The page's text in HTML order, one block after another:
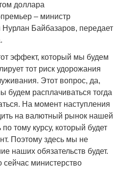
доллара
– министр
Байбазаров, передает
эффект, который мы будем
тот риск удорожания
Этот вопрос, да,
будем расплачиваться тогда
На момент наступления
на валютный рынок нашей
тому курсу, который будет
Поэтому здесь мы не
наших обязательств будет.
министерство